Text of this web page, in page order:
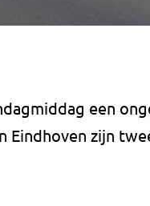
een
Eindhoven zijn